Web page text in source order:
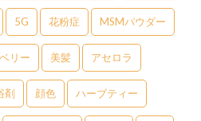
5G 花粉症 MSMパウダー
リー 美髪 アセロラ
剤 顔色 ハーブティー